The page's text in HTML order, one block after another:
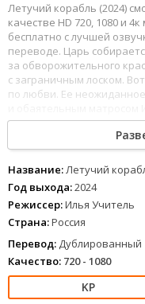
Летучий корабль (2024)
качестве HD 720, 1080 и
бесплатно с лучшей
переводе. Царь
за обворожительного
с заграничным лоском.
по любви. Ее
заполучитькорону.
Название:Летучий
Год выхода:2024
Режиссер:Илья Учитель
Страна:Россия
Перевод: Дублированный
Качество: 720 - 1080